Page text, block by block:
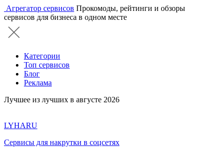
Агрегатор сервисов Прокомоды, рейтинги и обзоры
сервисов для бизнеса в одном месте
Категории
Топ сервисов
Блог
Реклама
Лучшее из лучших в августе 2026
LYHARU
Сервисы для накрутки в соцсетях